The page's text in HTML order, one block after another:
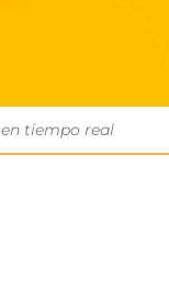
tiempo real